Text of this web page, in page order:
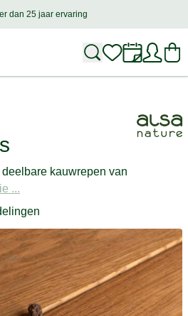
dan 25 jaar ervaring
meer dan25 jaar ervaring
kauwrepen van
...